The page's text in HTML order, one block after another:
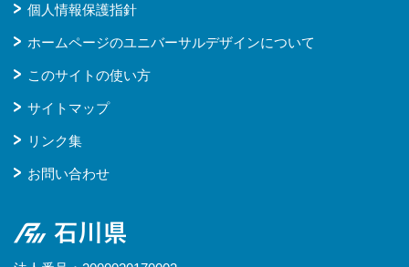
個人情報保護指針
ホームページのユニバーサルデザインについて
このサイトの使い方
サイトマップ
リンク集
お問い合わせ
石川県